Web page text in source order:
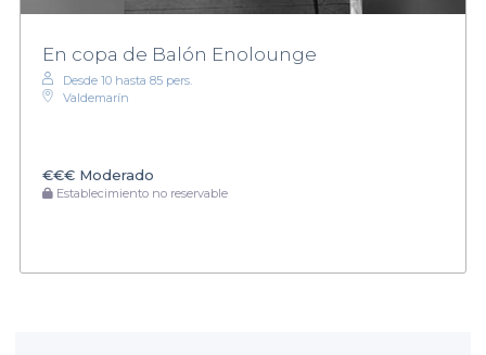
En copa de Balón Enolounge
Desde 10 hasta 85 pers.
Valdemarín
€€€ Moderado
Establecimiento no reservable